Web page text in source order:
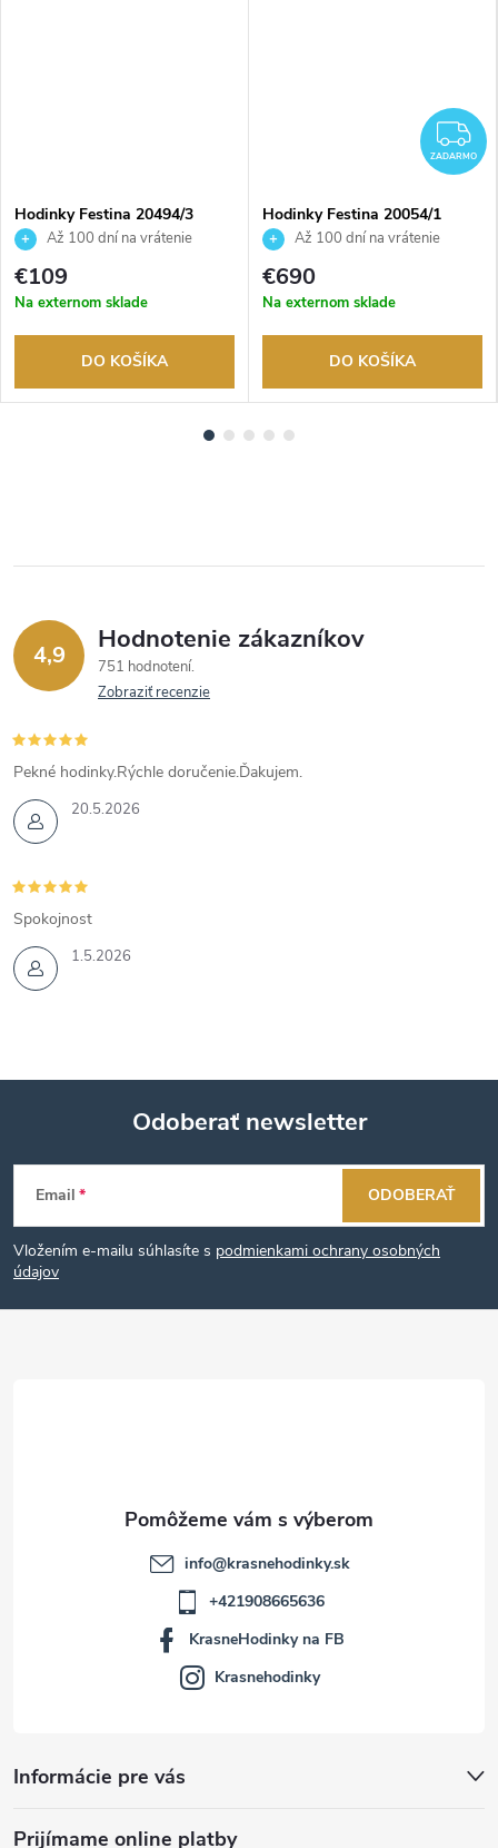
Hodinky Festina 20494/3
Až 100 dní na vrátenie
tovaru. Autorizovaný predajca.
€109
Na externom sklade
DO KOŠÍKA
ZADARMO
Hodinky Festina 20054/1
Až 100 dní na vrátenie
tovaru. Autorizovaný predajca.
€690
Na externom sklade
DO KOŠÍKA
4,9 Hodnotenie zákazníkov
751 hodnotení
Zobraziť recenzie
20.5.2026
Pekné hodinky.Rýchle doručenie.Ďakujem.
1.5.2026
Spokojnost
Z
á
p
Odoberať newsletter
Email
Vložením e-mailu súhlasíte s podmienkami ochrany osobných
údajov
ODOBERAŤ
Informácie pre vás
Prijímame online platby
info@krasnehodinky.sk
+421908665636
KrasneHodinky na FB
Krasnehodinky